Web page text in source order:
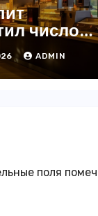
число
на
начала
INFOLine
ADMIN
поля